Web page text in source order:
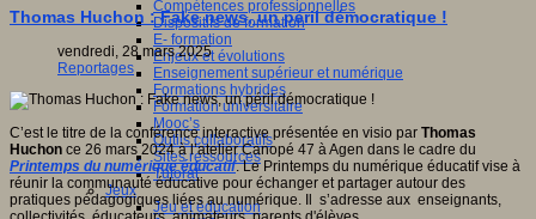
Compétences professionnelles
Dispositifs de formation
E- formation
Enjeux et évolutions
Enseignement supérieur et numérique
Formations hybrides
Formation universitaire
Mooc’s
Outils collaboratifs
Sites ressources
Tutorat
Jeux
Jeu et éducation
Thomas Huchon : Fake news, un péril démocratique !
vendredi, 28 mars 2025
Reportages
C’est le titre de la conférence interactive présentée en visio par Thomas
Huchon ce 26 mars 2024 à l’atelier Canopé 47 à Agen dans le cadre du
Printemps du numérique éducatif. Le Printemps du numérique éducatif vise à
réunir la communauté éducative pour échanger et partager autour des
pratiques pédagogiques liées au numérique. Il s’adresse aux enseignants,